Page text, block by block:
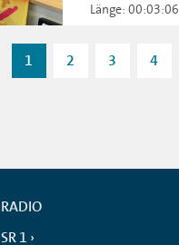
Länge: 00:03:06
1 2 3 4
RADIO
SR 1